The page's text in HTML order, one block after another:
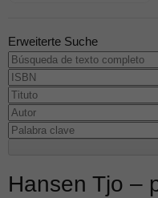
Erweiterte Suche
Hansen Tjo –